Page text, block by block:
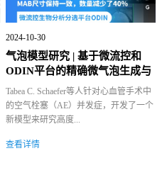
2024-10-30
气泡模型研究 | 基于微流控和
ODIN平台的精确微气泡生成与
检测模...
Tabea C. Schaefer等人针对心血管手术中
的空气栓塞（AE）并发症，开发了一个
新模型来研究高度...
查看详情